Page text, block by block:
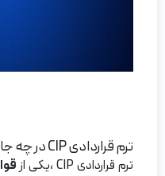
ترم قراردادی CIP در چه جاهایی استفاده می‌شود؟
ترم قراردادی CIP ،یکی از